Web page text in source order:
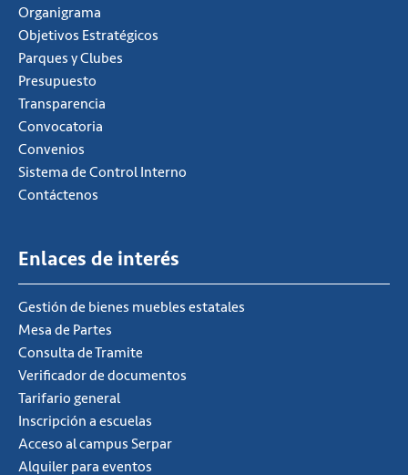
Organigrama
Objetivos Estratégicos
Parques y Clubes
Presupuesto
Transparencia
Convocatoria
Convenios
Sistema de Control Interno
Contáctenos
Enlaces de interés
Gestión de bienes muebles estatales
Mesa de Partes
Consulta de Tramite
Verificador de documentos
Tarifario general
Inscripción a escuelas
Acceso al campus Serpar
Alquiler para eventos